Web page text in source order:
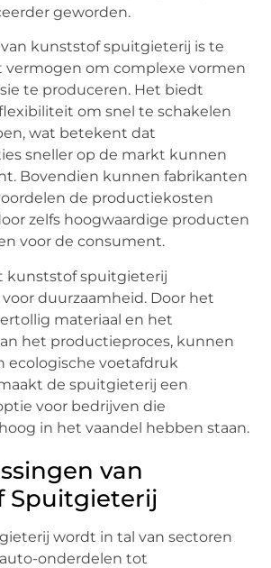
geworden.
kunststof spuitgieterij is te
vermogen om complexe vormen
te produceren. Het biedt
om snel te schakelen
wat betekent dat
sneller op de markt kunnen
Bovendien kunnen fabrikanten
de productiekosten
zelfs hoogwaardige producten
voor de consument.
kunststof spuitgieterij
duurzaamheid. Door het
materiaal en het
het productieproces, kunnen
ecologische voetafdruk
de spuitgieterij een
voor bedrijven die
in het vaandel hebben staan.
van
Spuitgieterij
wordt in tal van sectoren
onderdelen tot